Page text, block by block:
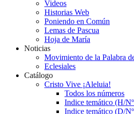
Videos
Historias Web
Poniendo en Común
Lemas de Pascua
Hoja de María
Noticias
Movimiento de la Palabra
Eclesiales
Catálogo
Cristo Vive ¡Aleluia!
Todos los números
Indice temático (H/
Indice temático (D/